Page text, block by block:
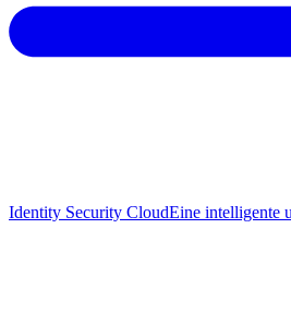
Identity Security CloudEine intelligente